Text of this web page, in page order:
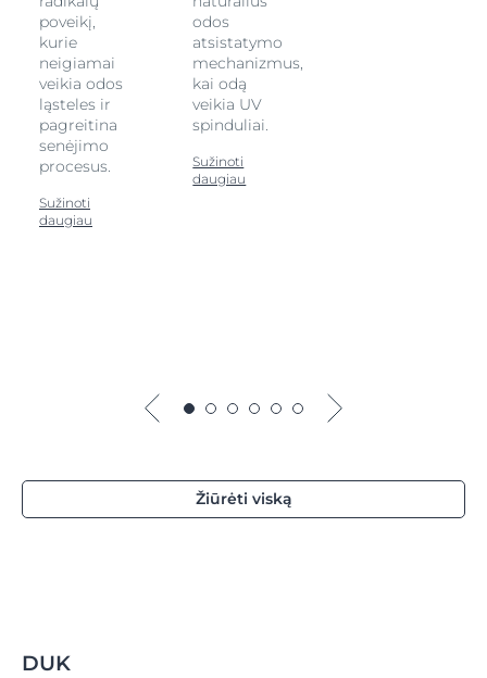
poveikį,
kurie
neigiamai
veikia odos
ląsteles ir
pagreitina
senėjimo
procesus.
Sužinoti
daugiau
odos
atsistatymo
mechanizmus,
kai odą
veikia UV
spinduliai.
Sužinoti
daugiau
Žiūrėti viską
DUK